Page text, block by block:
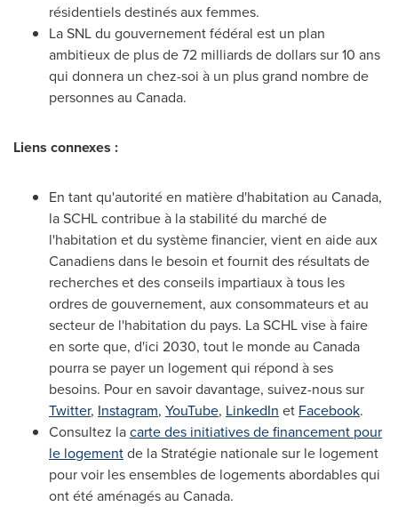
résidentiels destinés aux femmes.
La SNL du gouvernement fédéral est un plan
ambitieux de plus de 72 milliards de dollars sur 10 ans
qui donnera un chez-soi à un plus grand nombre de
personnes au Canada.
Liens connexes :
En tant qu'autorité en matière d'habitation au Canada,
la SCHL contribue à la stabilité du marché de
l'habitation et du système financier, vient en aide aux
Canadiens dans le besoin et fournit des résultats de
recherches et des conseils impartiaux à tous les
ordres de gouvernement, aux consommateurs et au
secteur de l'habitation du pays. La SCHL vise à faire
en sorte que, d'ici 2030, tout le monde au Canada
pourra se payer un logement qui répond à ses
besoins. Pour en savoir davantage, suivez-nous sur
Twitter, Instagram, YouTube, LinkedIn et Facebook.
Consultez lacarte des initiatives de financement pour
le logementde la Stratégie nationale sur le logement
pour voir les ensembles de logements abordables qui
ont été aménagés au Canada.